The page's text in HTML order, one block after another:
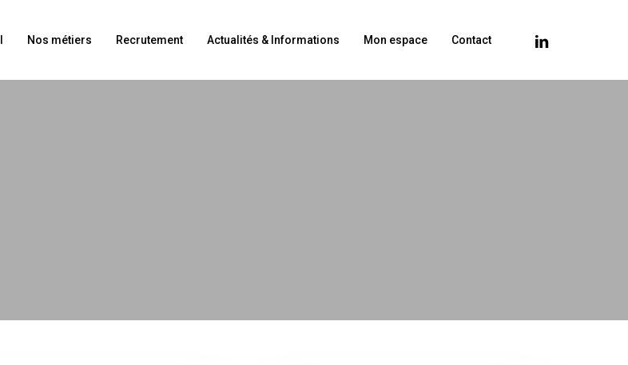
Nos métiers Recrutement Actualités & Informations Mon espace Contact linkedin